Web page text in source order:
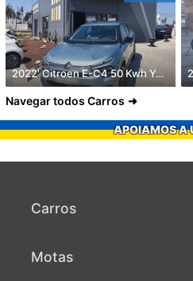
2022' Citroen E-C4 50 Kwh You!
Navegar todos Carros
APOIAMOS A
Carros
Motas